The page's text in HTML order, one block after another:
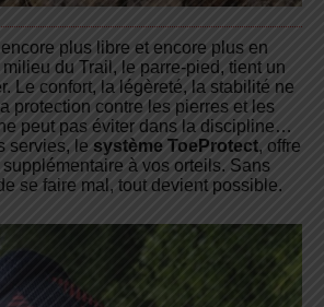
plus libre et encore plus en
du Trail, le parre-pied, tient un
Le confort, la légèreté, la stabilité ne
protection contre les pierres et les
peut pas éviter dans la discipline…
servies, le système ToeProtect, offre
à vos orteils. Sans
se faire mal, tout devient possible.